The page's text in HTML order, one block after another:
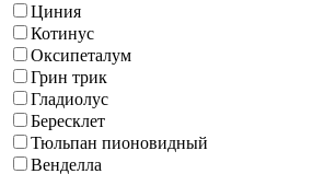
Циния
Котинус
Оксипеталум
Грин трик
Гладиолус
Бересклет
Тюльпан пионовидный
Венделла